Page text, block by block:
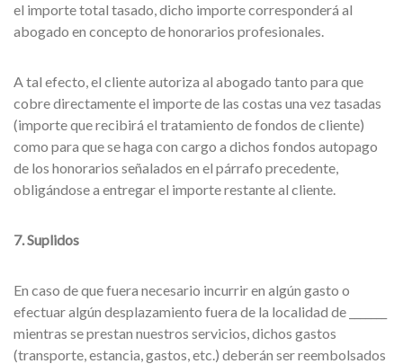
el importe total tasado, dicho importe corresponderá al
abogado en concepto de honorarios profesionales.
A tal efecto, el cliente autoriza al abogado tanto para que
cobre directamente el importe de las costas una vez tasadas
(importe que recibirá el tratamiento de fondos de cliente)
como para que se haga con cargo a dichos fondos autopago
de los honorarios señalados en el párrafo precedente,
obligándose a entregar el importe restante al cliente.
7. Suplidos
En caso de que fuera necesario incurrir en algún gasto o
efectuar algún desplazamiento fuera de la localidad de _______
mientras se prestan nuestros servicios, dichos gastos
(transporte, estancia, gastos, etc.) deberán ser reembolsados